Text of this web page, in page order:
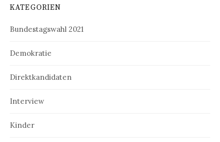
KATEGORIEN
Bundestagswahl 2021
Demokratie
Direktkandidaten
Interview
Kinder